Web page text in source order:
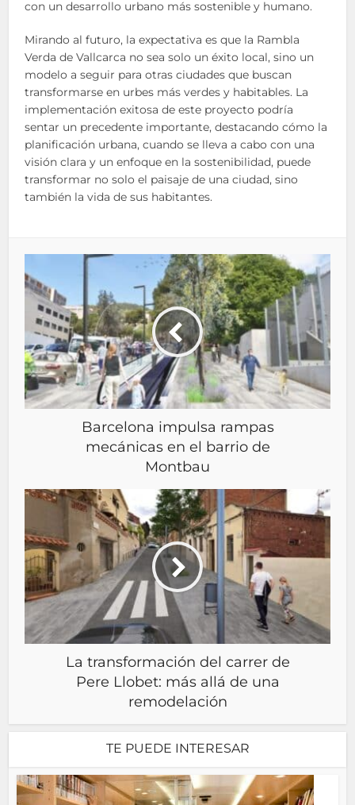
con un desarrollo urbano más sostenible y humano.
Mirando al futuro, la expectativa es que la Rambla
Verda de Vallcarca no sea solo un éxito local, sino un
modelo a seguir para otras ciudades que buscan
transformarse en urbes más verdes y habitables. La
implementación exitosa de este proyecto podría
sentar un precedente importante, destacando cómo la
planificación urbana, cuando se lleva a cabo con una
visión clara y un enfoque en la sostenibilidad, puede
transformar no solo el paisaje de una ciudad, sino
también la vida de sus habitantes.
Barcelona impulsa rampas
mecánicas en el barrio de
Montbau
La transformación del carrer de
Pere Llobet: más allá de una
remodelación
TE PUEDE INTERESAR